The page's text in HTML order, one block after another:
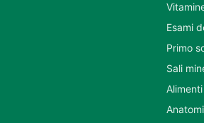
Esami
Primo
Sali
Alimenti